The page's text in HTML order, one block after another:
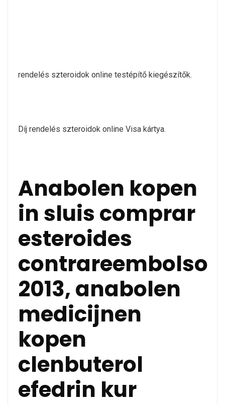
rendelés szteroidok online testépítő kiegészítők.
Díj rendelés szteroidok online Visa kártya.
Anabolen kopen
in sluis comprar
esteroides
contrareembolso
2013, anabolen
medicijnen
kopen
clenbuterol
efedrin kur